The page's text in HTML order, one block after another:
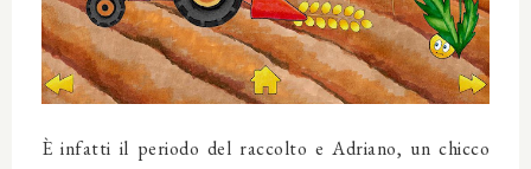
È infatti il periodo del raccolto e Adriano, un chicco